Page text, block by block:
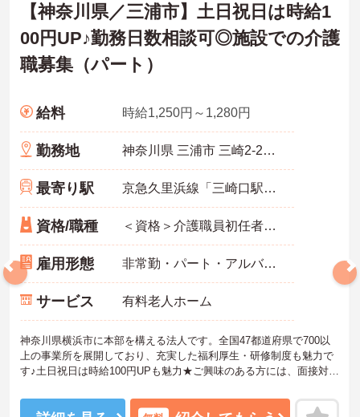
【神奈川県／三浦市】土日祝日は時給1
00円UP♪勤務日数相談可◎施設での介護
職募集（パート）
給料 時給1,250円～1,280円
勤務地 神奈川県 三浦市 三崎2-21-14
最寄り駅 京急久里浜線「三崎口駅」バス・車15分
資格/職種 ＜資格＞介護職員初任者研修(旧ヘルパー2級)以上 必須 ＜経験＞不問
雇用形態 非常勤・パート・アルバイト
サービス 有料老人ホーム
神奈川県横浜市に本部を構える法人です。全国47都道府県で700以
上の事業所を展開しており、充実した福利厚生・研修制度も魅力で
す♪土日祝日は時給100円UPも魅力★ご興味のある方には、面接対策
ください！